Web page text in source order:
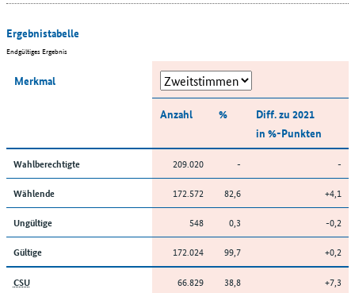
Ergebnistabelle
Endgültiges Ergebnis
Merkmal
Anzahl %
Diff. zu 2021
in %-Punkten
Wahlberechtigte 209.020 - -
Wählende 172.572 82,6 +4,1
Ungültige 548 0,3 -0,2
Gültige 172.024 99,7 +0,2
CSU 66.829 38,8 +7,3